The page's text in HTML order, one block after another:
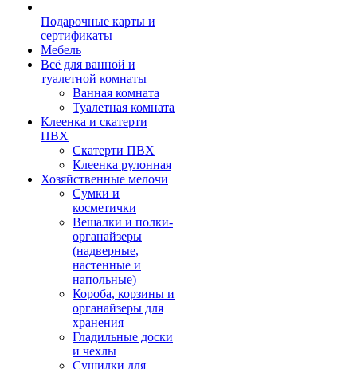
Подарочные карты и
сертификаты
Мебель
Всё для ванной и
туалетной комнаты
Ванная комната
Туалетная комната
Клеенка и скатерти
ПВХ
Скатерти ПВХ
Клеенка рулонная
Хозяйственные мелочи
Сумки и
косметички
Вешалки и полки-
органайзеры
(надверные,
настенные и
напольные)
Короба, корзины и
органайзеры для
хранения
Гладильные доски
и чехлы
Сушилки для